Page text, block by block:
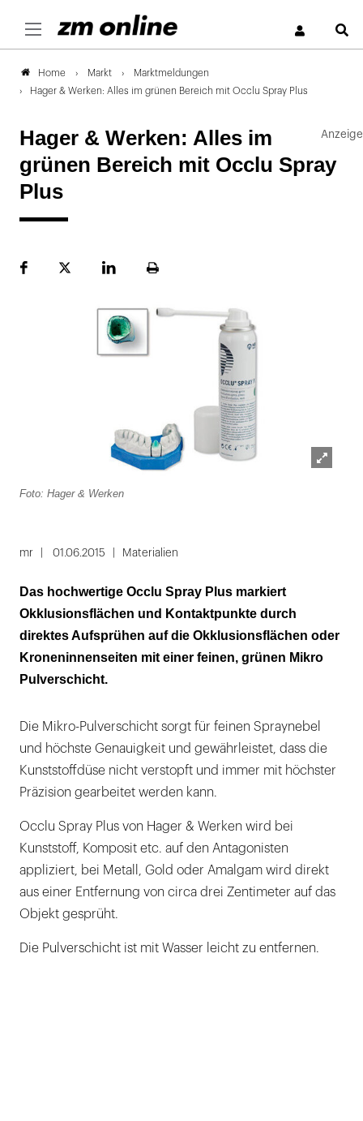
Home Markt
Marktmeldungen
Hager & Werken: Alles im grünen Bereich mit Occlu Spray Plus
Hager & Werken: Alles im
grünen Bereich mit Occlu Spray
Plus
FacebookPlattformLinekdInSeite
Foto: Hager & Werken
mr 01.06.2015 Materialien
Das hochwertige Occlu Spray Plus markiert
Okklusionsflächen und Kontaktpunkte durch
direktes Aufsprühen auf die Okklusionsflächen oder
Kroneninnenseiten mit einer feinen, grünen Mikro
Pulverschicht.
Die Mikro-Pulverschicht sorgt für feinen Spraynebel
und höchste Genauigkeit und gewährleistet, dass die
Kunststoffdüse nicht verstopft und immer mit höchster
Präzision gearbeitet werden kann.
Occlu Spray Plus von Hager & Werken wird bei
Kunststoff, Komposit etc. auf den Antagonisten
appliziert, bei Metall, Gold oder Amalgam wird direkt
aus einer Entfernung von circa drei Zentimeter auf das
Objekt gesprüht.
Die Pulverschicht ist mit Wasser leicht zu entfernen.